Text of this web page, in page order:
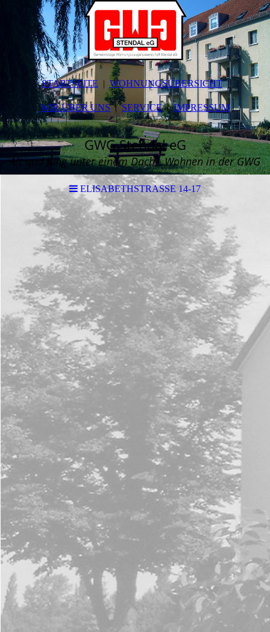
STARTSEITE WOHNUNGSÜBERSICHT
WIR ÜBER UNS SERVICE IMPRESSUM
GWG Stendal eG
Alt und Jung unter einem Dach - Wohnen in der GWG
ELISABETHSTRASSE 14-17